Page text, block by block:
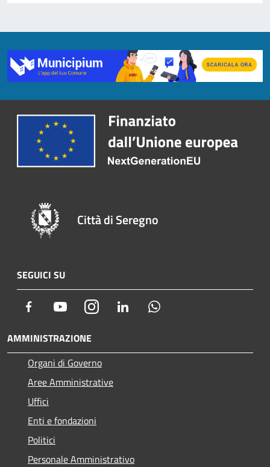
Città di Seregno
SEGUICI SU
Facebook YoutubeInstagram LinkedIn
AMMINISTRAZIONE
Organi di Governo
Aree Amministrative
Uffici
Enti e fondazioni
Politici
Personale Amministrativo